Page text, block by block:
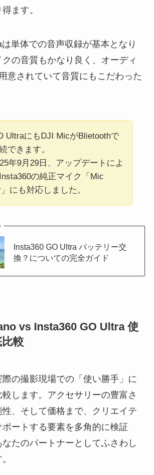
ます。
単体での音声収録が基本となり
の音質もかなり良く、オーディ
意されていて音質にもこだわった
UltraにもDJI MicがBlietoothで
できます。
年9月29日、アップデートによ
の純正マイク「Mic
にも対応しました。
Insta360 GO Ultra バッテリー交
換？についての完全ガイド
vs Insta360 GO Ultra 使
較
の撮影現場での「使い勝手」に
します。アクセサリーの豊富さ
、そして価格まで、クリエイテ
ポートする要素を多角的に検証
なたのパートナーとしてふさわし